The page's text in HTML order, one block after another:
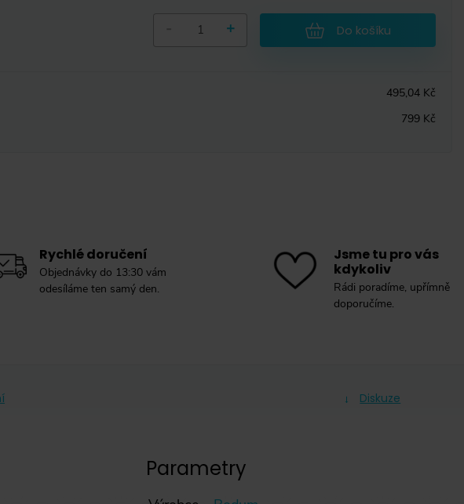
+ Do košíku
495,04 Kč
799 Kč
Rychlé doručení
Objednávky do 13:30 vám
odesíláme ten samý den.
Jsme tu pro vás
kdykoliv
Rádi poradíme, upřímně
doporučíme.
Diskuze
Parametry